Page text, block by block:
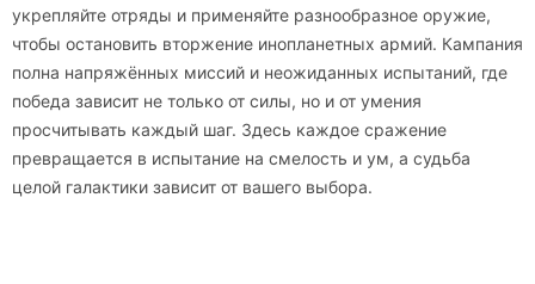
укрепляйте отряды и применяйте разнообразное оружие,
чтобы остановить вторжение инопланетных армий. Кампания
полна напряжённых миссий и неожиданных испытаний, где
победа зависит не только от силы, но и от умения
просчитывать каждый шаг. Здесь каждое сражение
превращается в испытание на смелость и ум, а судьба
целой галактики зависит от вашего выбора.